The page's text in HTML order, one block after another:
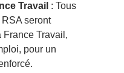
Travail : Tous
seront
France Travail,
pour un